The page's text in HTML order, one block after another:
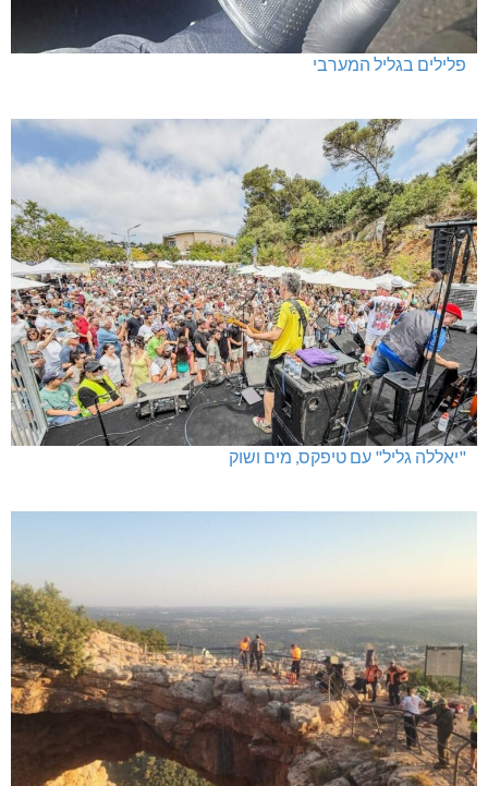
פלילים בגליל המערבי
"יאללה גליל" עם טיפקס, מים ושוק